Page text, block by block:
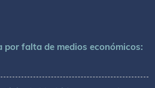
por falta de medios económicos: